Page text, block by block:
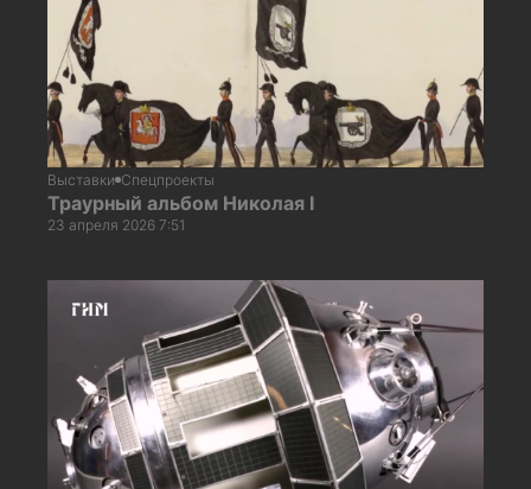
Выставки Спецпроекты
Траурный альбом Николая I
23 апреля 2026 7:51